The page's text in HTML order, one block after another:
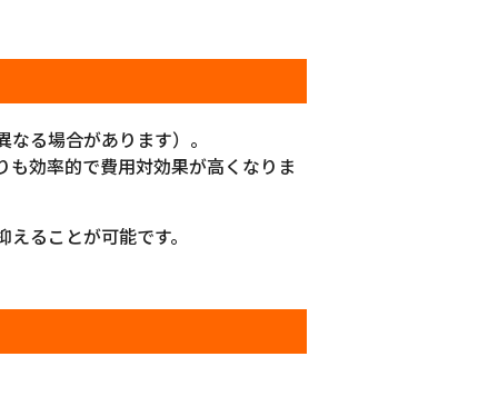
る場合があります）。
効率的で費用対効果が高くなりま
ることが可能です。